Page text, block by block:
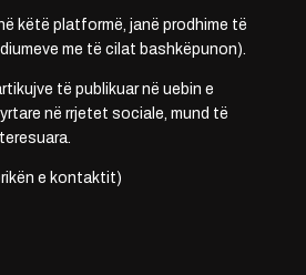
këtë platformë, janë prodhime të
me të cilat bashkëpunon).
të publikuar në uebin e
në rrjetet sociale, mund të
e kontaktit)